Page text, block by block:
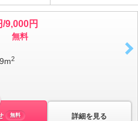
9,000円
無料
2
詳細を見る
無料